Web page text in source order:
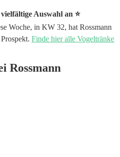
Auswahl an ⭐️
Woche, in KW 32, hat Rossmann
Finde hier alle Vogeltränke
Rossmann